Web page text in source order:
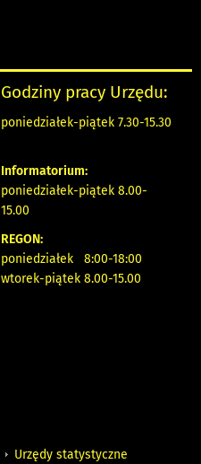
Godziny pracy Urzędu:
poniedziałek-piątek 7.30-15.30
Informatorium:
poniedziałek-piątek 8.00-
15.00
REGON:
poniedziałek 8:00-18:00
wtorek-piątek 8.00-15.00
Urzędy statystyczne